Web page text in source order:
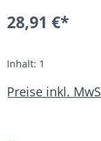
28,91 €*
Inhalt: 1
Preise inkl.